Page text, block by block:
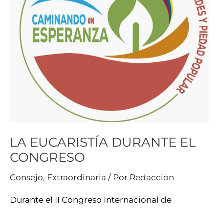
LA EUCARISTÍA DURANTE EL
CONGRESO
Consejo, Extraordinaria / Por Redaccion
Durante el II Congreso Internacional de